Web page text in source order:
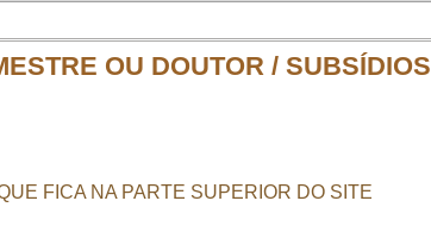
OU DOUTOR / SUBSÍDIOS
FICA NA PARTE SUPERIOR DO SITE